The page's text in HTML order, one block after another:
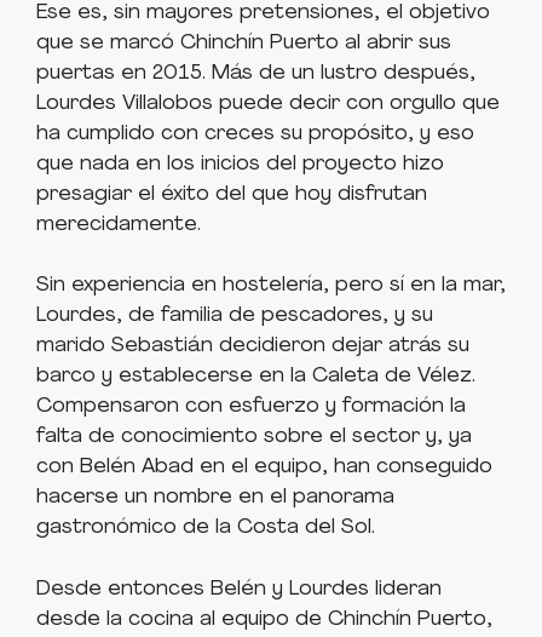
Ese es, sin mayores pretensiones, el objetivo
que se marcó Chinchín Puerto al abrir sus
puertas en 2015. Más de un lustro después,
Lourdes Villalobos puede decir con orgullo que
ha cumplido con creces su propósito, y eso
que nada en los inicios del proyecto hizo
presagiar el éxito del que hoy disfrutan
merecidamente.
Sin experiencia en hostelería, pero sí en la mar,
Lourdes, de familia de pescadores, y su
marido Sebastián decidieron dejar atrás su
barco y establecerse en la Caleta de Vélez.
Compensaron con esfuerzo y formación la
falta de conocimiento sobre el sector y, ya
con Belén Abad en el equipo, han conseguido
hacerse un nombre en el panorama
gastronómico de la Costa del Sol.
Desde entonces Belén y Lourdes lideran
desde la cocina al equipo de Chinchín Puerto,